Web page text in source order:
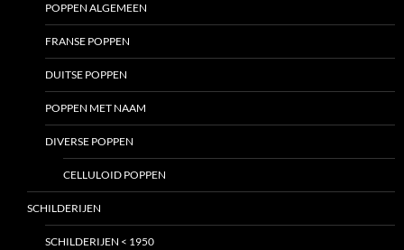
POPPEN ALGEMEEN
FRANSE POPPEN
DUITSE POPPEN
POPPEN MET NAAM
DIVERSE POPPEN
CELLULOID POPPEN
SCHILDERIJEN
SCHILDERIJEN < 1950